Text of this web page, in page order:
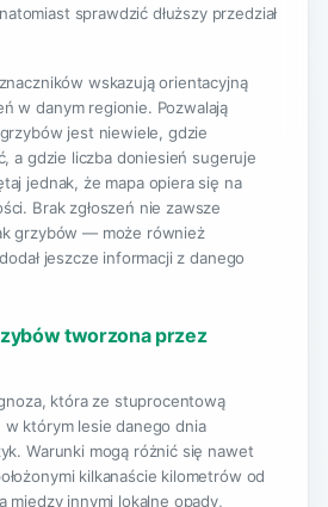
sprawdzić dłuższy przedział
wskazują orientacyjną
w danym regionie. Pozwalają
jest niewiele, gdzie
a gdzie liczba doniesień sugeruje
jednak, że mapa opiera się na
Brak zgłoszeń nie zawsze
grzybów — może również
jeszcze informacji z danego
tworzona przez
która ze stuprocentową
w którym lesie danego dnia
Warunki mogą różnić się nawet
kilkanaście kilometrów od
między innymi lokalne opady,